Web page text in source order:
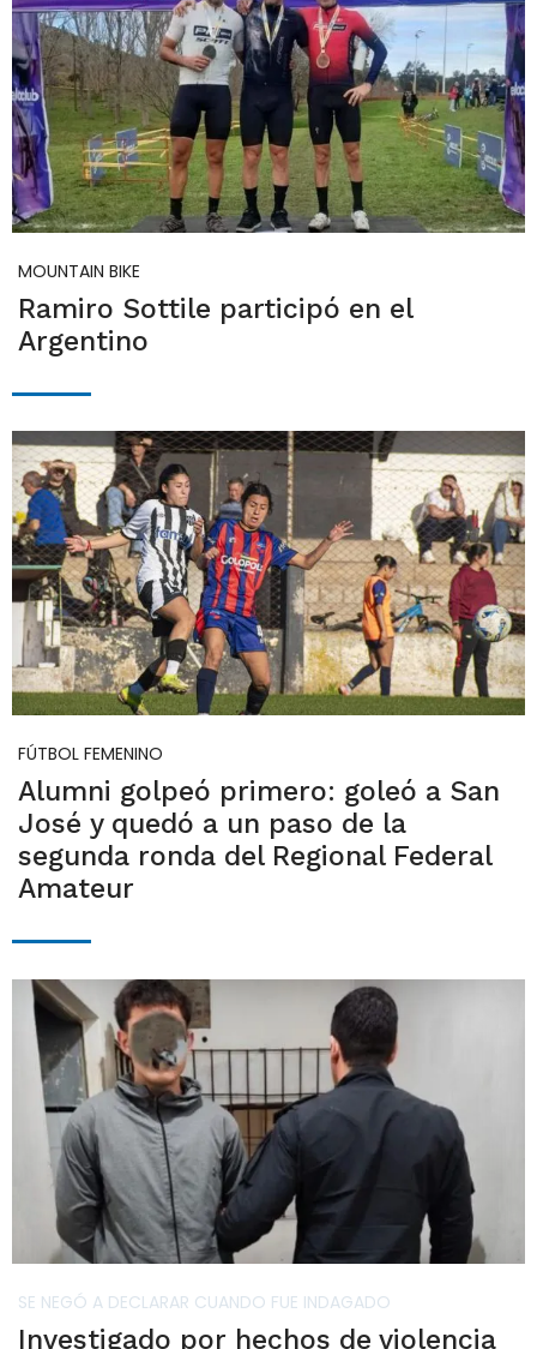
MOUNTAIN BIKE
Ramiro Sottile participó en el
Argentino
FÚTBOL FEMENINO
Alumni golpeó primero: goleó a San
José y quedó a un paso de la
segunda ronda del Regional Federal
Amateur
SE NEGÓ A DECLARAR CUANDO FUE INDAGADO
Investigado por hechos de violencia